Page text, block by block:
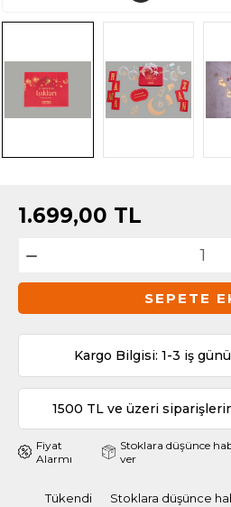
1.699,00 TL
SEPETE
Kargo Bilgisi: 1-3 iş
1500 TL ve üzeri
Fiyat
Alarmı
Stoklara düşünce
ver
Tükendi Stoklara düşünce